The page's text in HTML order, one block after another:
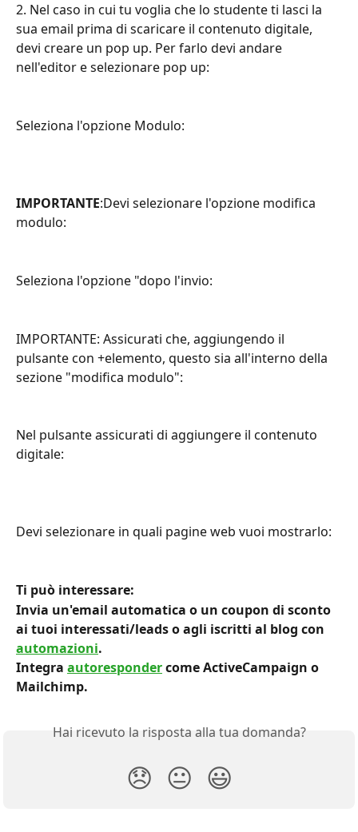
2. Nel caso in cui tu voglia che lo studente ti lasci la
sua email prima di scaricare il contenuto digitale,
devi creare un pop up. Per farlo devi andare
nell'editor e selezionare pop up:
Seleziona l'opzione Modulo:
IMPORTANTE:Devi selezionare l'opzione modifica
modulo:
Seleziona l'opzione "dopo l'invio:
IMPORTANTE: Assicurati che, aggiungendo il
pulsante con +elemento, questo sia all'interno della
sezione "modifica modulo":
Nel pulsante assicurati di aggiungere il contenuto
digitale:
Devi selezionare in quali pagine web vuoi mostrarlo:
Ti può interessare:
Invia un'email automatica o un coupon di sconto
ai tuoi interessati/leads o agli iscritti al blog con
automazioni.
Integra autoresponder come ActiveCampaign o
Mailchimp.
Hai ricevuto la risposta alla tua domanda?
😞 😐 😃